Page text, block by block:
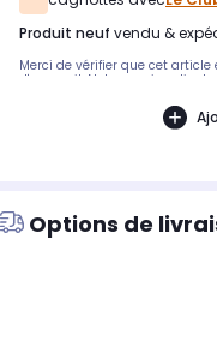
produit neuf vendu &
Merci de vérifier que cet
d'appareil. Notre service client
modèles suivants : ROSIERES:
38000009, RMO200CPN,
Options de